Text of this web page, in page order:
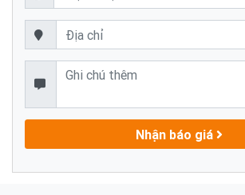
Nhận báo giá